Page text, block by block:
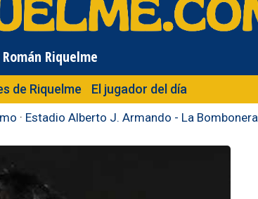
Riquelme
de Riquelme El jugador del día
· Estadio Alberto J. Armando - La Bombonera